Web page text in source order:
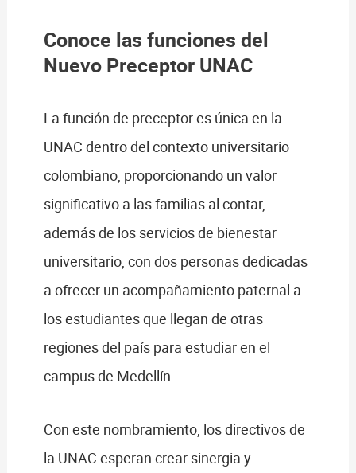
Conoce las funciones del
Nuevo Preceptor UNAC
La función de preceptor es única en la
UNAC dentro del contexto universitario
colombiano, proporcionando un valor
significativo a las familias al contar,
además de los servicios de bienestar
universitario, con dos personas dedicadas
a ofrecer un acompañamiento paternal a
los estudiantes que llegan de otras
regiones del país para estudiar en el
campus de Medellín.
Con este nombramiento, los directivos de
la UNAC esperan crear sinergia y